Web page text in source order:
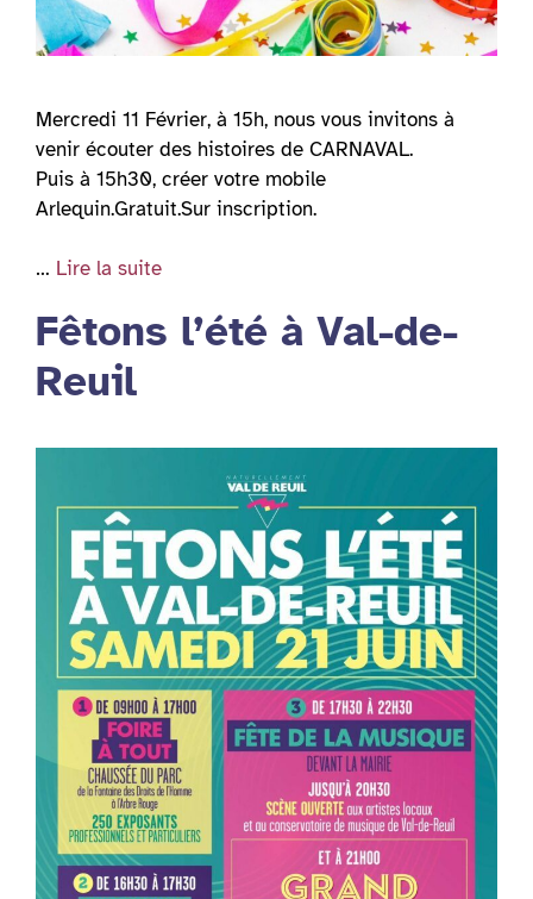
Mercredi 11 Février, à 15h, nous vous invitons à
venir écouter des histoires de CARNAVAL.
Puis à 15h30, créer votre mobile
Arlequin.Gratuit.Sur inscription.
… Lire la suite
Fêtons l’été à Val-de-
Reuil